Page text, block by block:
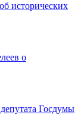
исторических
о
Госдумы